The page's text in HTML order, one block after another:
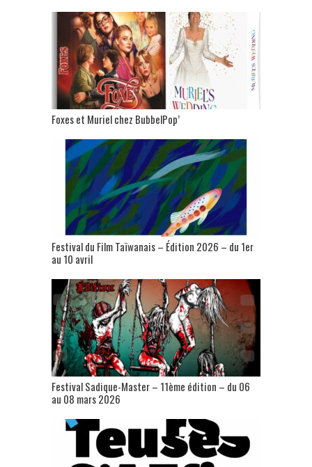
Foxes et Muriel chez BubbelPop’
Festival du Film Taïwanais – Édition 2026 – du 1er
au 10 avril
Festival Sadique-Master – 11ème édition – du 06
au 08 mars 2026